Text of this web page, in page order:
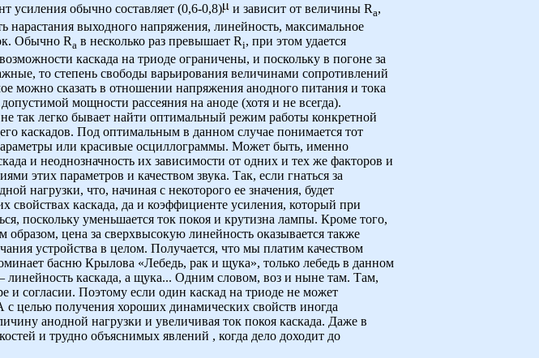
усиления обычно составляет (0,6-0,8) и зависит от величины Ra,
нарастания выходного напряжения, линейность, максимальное
Обычно Ra в несколько раз превышает Ri, при этом удается
каскада на триоде ограничены, и поскольку в погоне за
то степень свободы варьирования величинами сопротивлений
можно сказать в отношении напряжения анодного питания и тока
мощности рассеяния на аноде (хотя и не всегда).
так легко бывает найти оптимальный режим работы конкретной
каскадов. Под оптимальным в данном случае понимается тот
или красивые осциллограммы. Может быть, именно
и неоднозначность их зависимости от одних и тех же факторов и
этих параметров и качеством звука. Так, если гнаться за
нагрузки, что, начиная с некоторого ее значения, будет
свойствах каскада, да и коэффициенте усиления, который при
поскольку уменьшается ток покоя и крутизна лампы. Кроме того,
образом, цена за сверхвысокую линейность оказывается также
устройства в целом. Получается, что мы платим качеством
басню Крылова «Лебедь, рак и щука», только лебедь в данном
каскада, а щука... Одним словом, воз и ныне там. Там,
и согласии. Поэтому если один каскад на триоде не может
с целью получения хороших динамических свойств иногда
анодной нагрузки и увеличивая ток покоя каскада. Даже в
и трудно объяснимых явлений , когда дело доходит до